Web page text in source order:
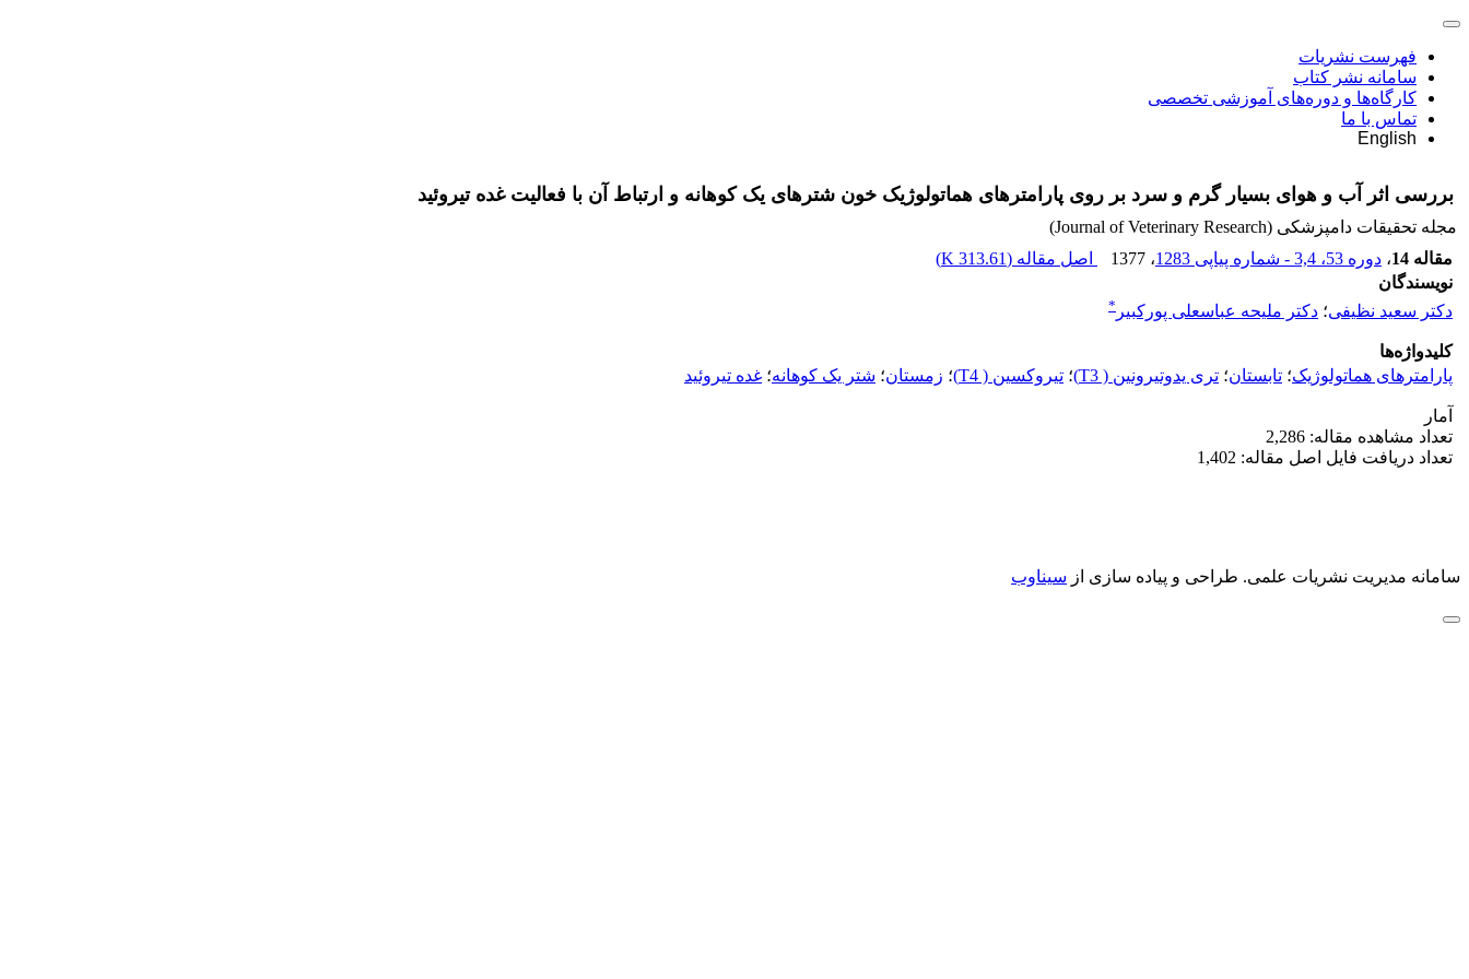
فهرست نشریات
سامانه نشر کتاب
کارگاه‌ها و دوره‌های آموزشی تخصصی
تماس با ما
English
بررسی اثر آب و هوای بسیار گرم و سرد بر روی پارامترهای هماتولوژیک خون شترهای یک کوهانه و ارتباط آن با فعالیت غده تیروئید
مجله تحقیقات دامپزشکی (Journal of Veterinary Research)
مقاله 14
، دوره 53، 3,4 - شماره پیاپی 1283 ، 1377 اصل مقاله (313.61 K
)
نویسندگان
دکتر سعید نظیفی؛ دکتر ملیحه عباسعلی پورکبیر *
کلیدواژه‌ها
پارامترهای هماتولوژیک؛ تابستان؛ تری یدوتیرونین ( T3) ؛ تیروکسین ( T4) ؛ زمستان؛ شتر یک کوهانه؛ غده تیروئید
آمار
تعداد مشاهده مقاله: 2,286
تعداد دریافت فایل اصل مقاله: 1,402
سامانه مدیریت نشریات علمی. طراحی و پیاده سازی از سیناوب